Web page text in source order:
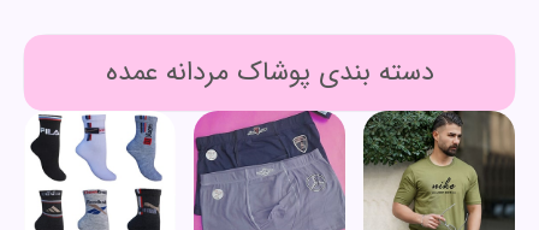
دسته بندی پوشاک مردانه عمده